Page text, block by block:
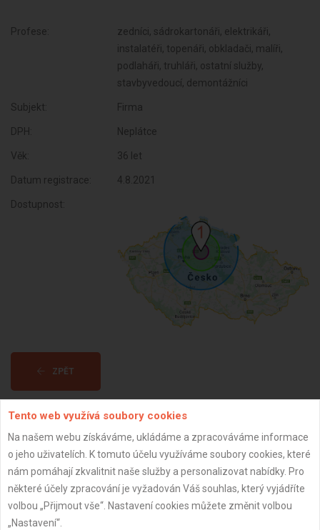
Profese:
zedníci, sádrokartonáři, elektrikáři,
instalatéři, topenáři, obkladači, malíři,
podlaháři, truhláři, ostatní služby,
stavbyvedoucí, demontážníci
Subjekt: Firma
DPH: Neplátce
Věk: 36 let
Datum registrace: 4.8.2021
Dostupnost:
ZPĚT
Aktualizováno z portálu ARES dne 03.01.2024 11:00:12
Důležité informace
Tento web využívá soubory cookies
Na našem webu získáváme, ukládáme a zpracováváme informace
o jeho uživatelích. K tomuto účelu využíváme soubory cookies, které
nám pomáhají zkvalitnit naše služby a personalizovat nabídky. Pro
některé účely zpracování je vyžadován Váš souhlas, který vyjádříte
volbou „Přijmout vše“. Nastavení cookies můžete změnit volbou
„Nastavení“.